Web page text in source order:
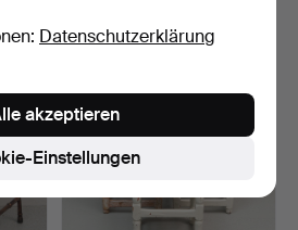
Datenschutzerklärung
Einstellungen
akzeptieren